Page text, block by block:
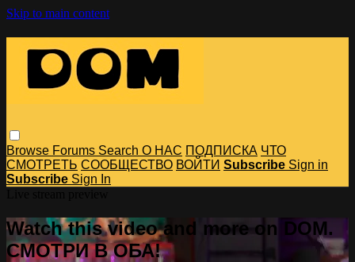
Skip to main content
Browse Forums Search О НАС ПОДПИСКА ЧТО
СМОТРЕТЬ СООБЩЕСТВО ВОЙТИ Subscribe Sign in
Subscribe Sign In
Watch this video and more on DOM.
СМОТРИ В ОБА!